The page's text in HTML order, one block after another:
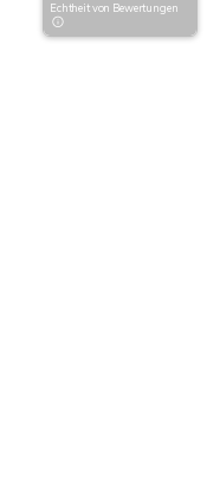
Echtheit von Bewertungen